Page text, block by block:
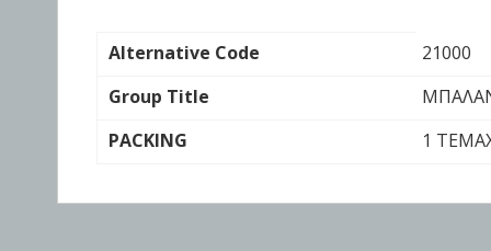
Επιπρόσθετες
πληροφορίες
Alternative Code
21000
Group Title
PACKING
1